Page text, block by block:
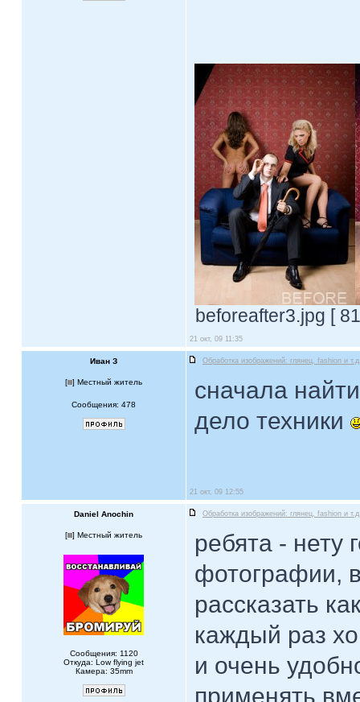
beforeafter3.jpg [
21 окт, 09 11:35
Иван З Обработка изображений: глянец, fashion и
[ ] Местный житель
Сообщения: 478
сначала
дело техники
21 окт, 09 12:55
Daniel Anochin Обработка изображений: глянец, fashion и
[ ] Местный житель
Сообщения: 1120
Откуда: Low flying jet
Камера: 35mm
ребята - нету
фотографии,
рассказать
каждый раз
и очень
применять